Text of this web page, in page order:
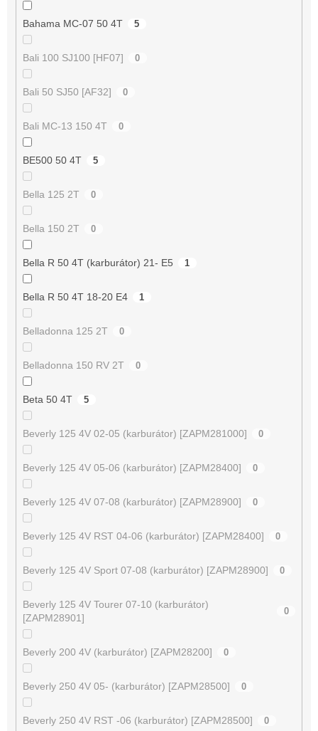
Bahama MC-07 50 4T 5
Bali 100 SJ100 [HF07] 0
Bali 50 SJ50 [AF32] 0
Bali MC-13 150 4T 0
BE500 50 4T 5
Bella 125 2T 0
Bella 150 2T 0
Bella R 50 4T (karburátor) 21- E5 1
Bella R 50 4T 18-20 E4 1
Belladonna 125 2T 0
Belladonna 150 RV 2T 0
Beta 50 4T 5
Beverly 125 4V 02-05 (karburátor) [ZAPM281000] 0
Beverly 125 4V 05-06 (karburátor) [ZAPM28400] 0
Beverly 125 4V 07-08 (karburátor) [ZAPM28900] 0
Beverly 125 4V RST 04-06 (karburátor) [ZAPM28400] 0
Beverly 125 4V Sport 07-08 (karburátor) [ZAPM28900] 0
Beverly 125 4V Tourer 07-10 (karburátor)
[ZAPM28901]
0
Beverly 200 4V (karburátor) [ZAPM28200] 0
Beverly 250 4V 05- (karburátor) [ZAPM28500] 0
Beverly 250 4V RST -06 (karburátor) [ZAPM28500] 0